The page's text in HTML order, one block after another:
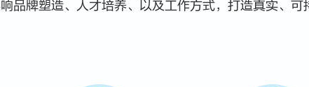
品牌塑造、人才培养、以及工作方式，打造真实、可